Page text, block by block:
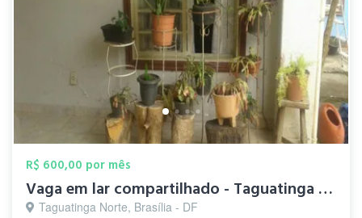
R$ 600,00 por mês
Vaga em lar compartilhado - Taguatinga n...
Taguatinga Norte, Brasília - DF